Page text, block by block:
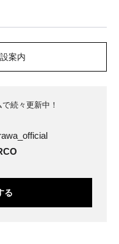
案内
続々更新中！
る